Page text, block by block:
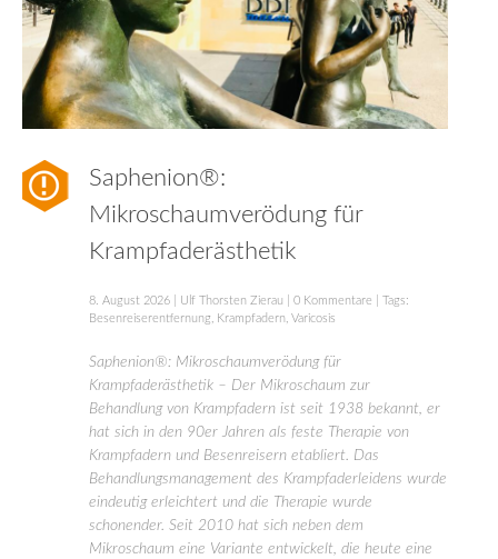
Saphenion®:
Mikroschaumverödung für
Krampfaderästhetik
8. August 2026 Ulf Thorsten Zierau 0 Kommentare | Tags:
Besenreiserentfernung, Krampfadern, Varicosis
Saphenion®: Mikroschaumverödung für
Krampfaderästhetik – Der Mikroschaum zur
Behandlung von Krampfadern ist seit 1938 bekannt, er
hat sich in den 90er Jahren als feste Therapie von
Krampfadern und Besenreisern etabliert. Das
Behandlungsmanagement des Krampfaderleidens wurde
eindeutig erleichtert und die Therapie wurde
schonender. Seit 2010 hat sich neben dem
Mikroschaum eine Variante entwickelt, die heute eine